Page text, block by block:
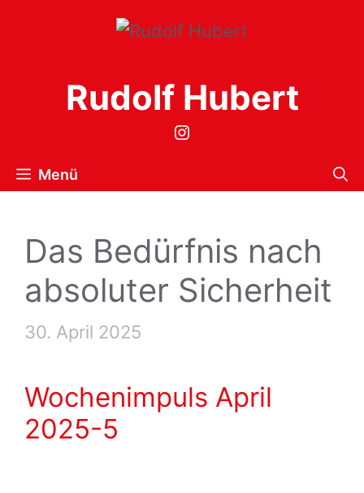
Rudolf Hubert
Instagram
Menü
Das Bedürfnis nach
absoluter Sicherheit
30. April 2025
Wochenimpuls April
2025-5